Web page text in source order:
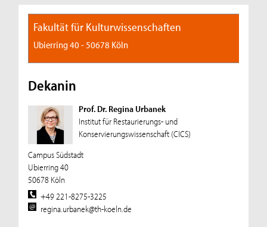
Fakultät für Kulturwissenschaften
Ubierring 40 - 50678 Köln
Dekanin
Prof. Dr. Regina Urbanek
Institut für Restaurierungs- und
Konservierungswissenschaft (CICS)
Campus Südstadt
Ubierring 40
50678 Köln
+49 221-8275-3225
regina.urbanek@th-koeln.de